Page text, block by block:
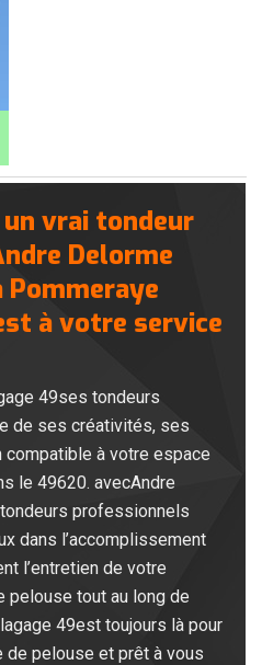
vrai tondeur
Delorme
Pommeraye
à votre service
49ses tondeurs
de ses créativités, ses
à votre espace
le 49620. avecAndre
professionnels
dans l’accomplissement
l’entretien de votre
pelouse tout au long de
49est toujours là pour
de pelouse et prêt à vous